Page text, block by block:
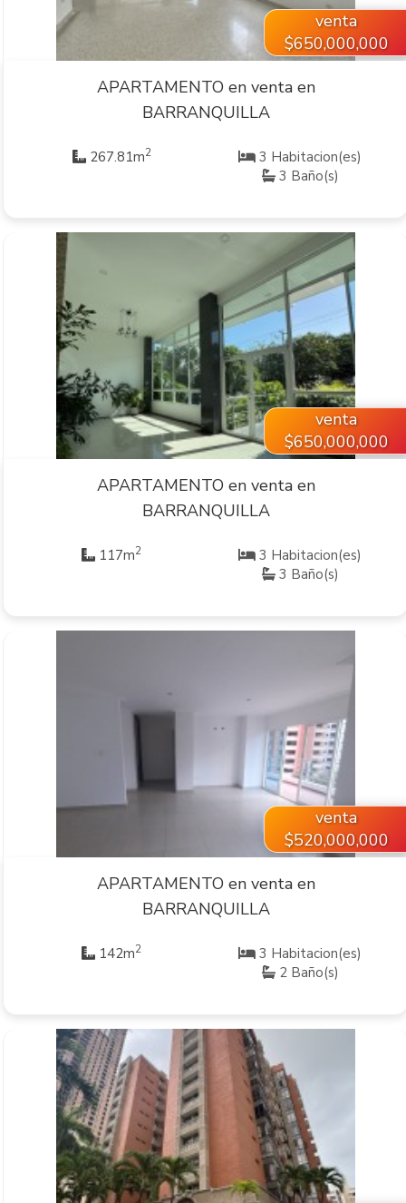
venta
$650,000,000
APARTAMENTO en venta en
BARRANQUILLA
267.81m2
3 Habitacion(es)
3 Baño(s)
VER INMUEBLE
venta
$650,000,000
APARTAMENTO en venta en
BARRANQUILLA
117m2
3 Habitacion(es)
3 Baño(s)
VER INMUEBLE
venta
$520,000,000
APARTAMENTO en venta en
BARRANQUILLA
142m2
3 Habitacion(es)
2 Baño(s)
VER INMUEBLE